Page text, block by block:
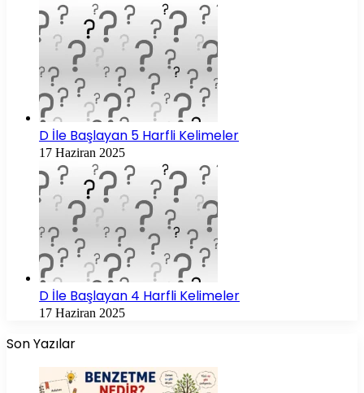
D İle Başlayan 5 Harfli Kelimeler
17 Haziran 2025
D İle Başlayan 4 Harfli Kelimeler
17 Haziran 2025
Son Yazılar